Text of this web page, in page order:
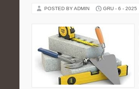
POSTED BY ADMIN GRU - 6 - 2025